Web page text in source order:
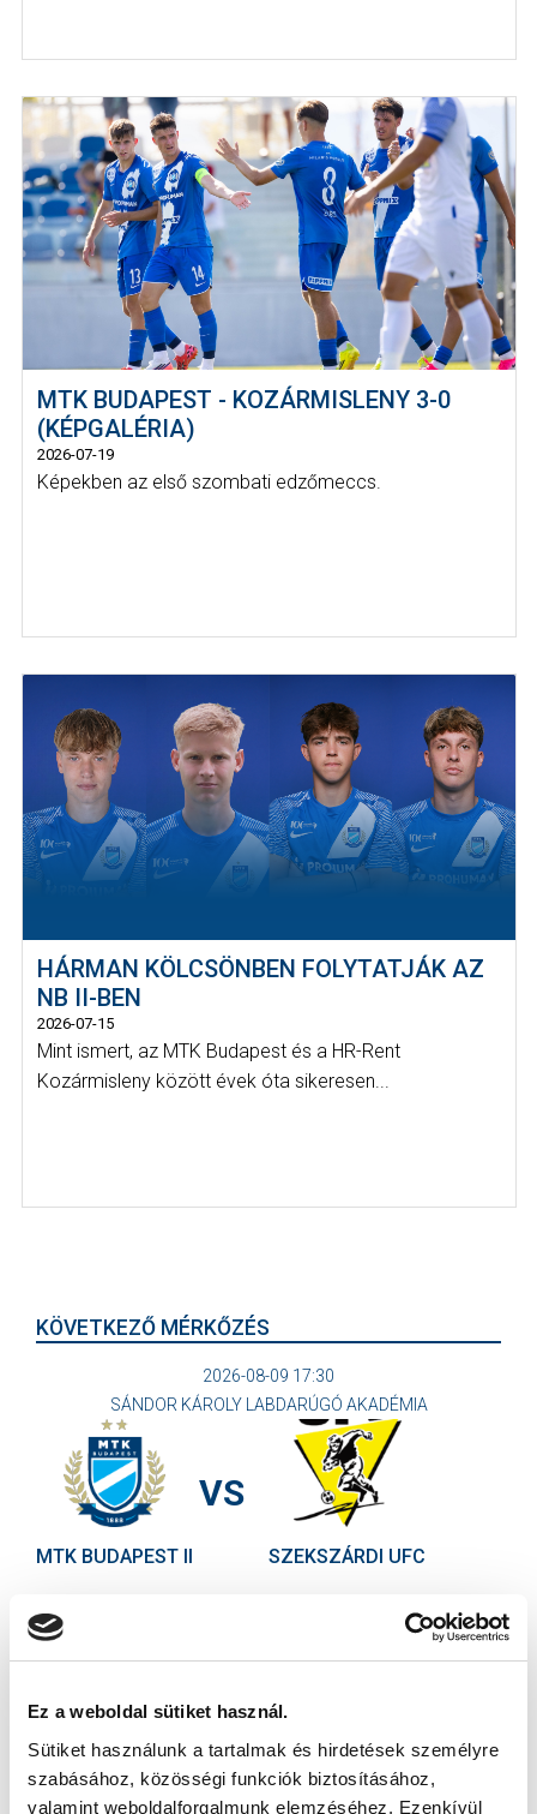
Ez a weboldal sütiket használ.
Sütiket használunk a tartalmak és hirdetések személyre
szabásához, közösségi funkciók biztosításához,
valamint weboldalforgalmunk elemzéséhez. Ezenkívül
MTK BUDAPEST - KOZÁRMISLENY 3-0
(KÉPGALÉRIA)
2026-07-19
Képekben az első szombati edzőmeccs.
HÁRMAN KÖLCSÖNBEN FOLYTATJÁK AZ
NB II-BEN
2026-07-15
Mint ismert, az MTK Budapest és a HR-Rent
Kozármisleny között évek óta sikeresen...
KÖVETKEZŐ MÉRKŐZÉS
2026-08-09 17:30
SÁNDOR KÁROLY LABDARÚGÓ AKADÉMIA
MTK BUDAPEST II
VS
SZEKSZÁRDI UFC
MTK BUDAPEST HÍRLEVÉL
Ne maradjon le egy eseményről sem! Iratkozzon fel ingyenes